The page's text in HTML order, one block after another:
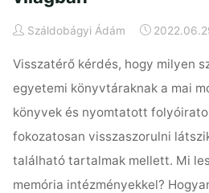
Száldobágyi Ádám
Visszatérő kérdés, hogy milyen
egyetemi könyvtáraknak a mai
könyvek és nyomtatott
fokozatosan visszaszorulni
található tartalmak mellett. Mi
memória intézményekkel?